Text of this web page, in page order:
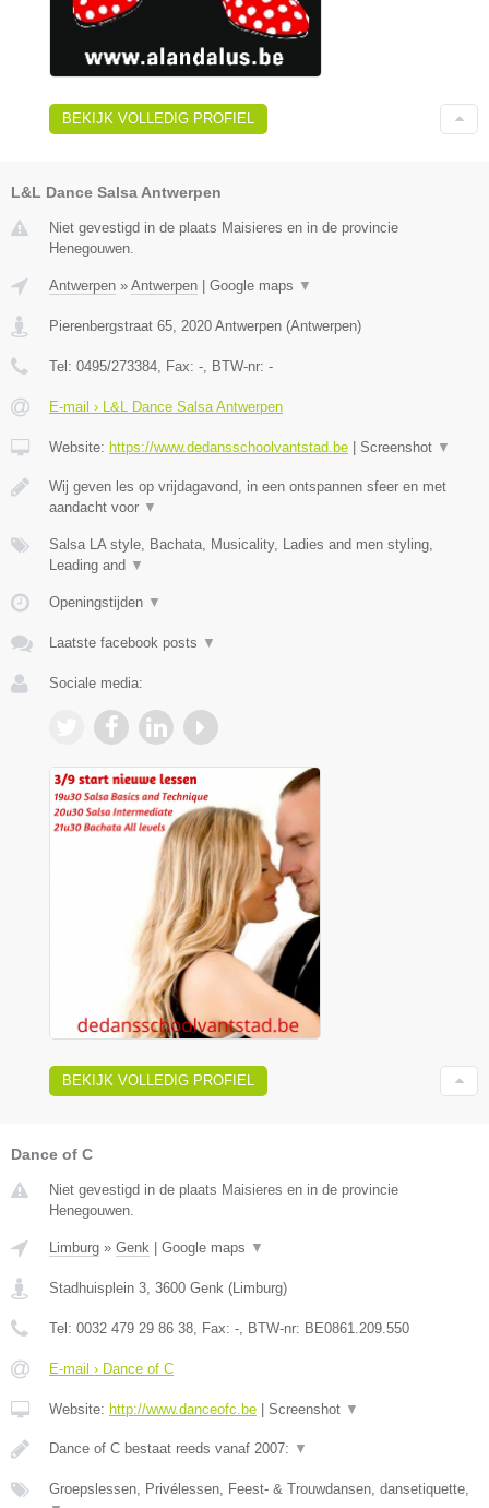
BEKIJK VOLLEDIG PROFIEL
L&L Dance Salsa Antwerpen
Niet gevestigd in de plaats Maisieres en in de provincie
Henegouwen.
Antwerpen » Antwerpen | Google maps ▼
Pierenbergstraat 65 2020 Antwerpen (Antwerpen)
Tel: 0495/273384 , Fax: - , BTW-nr: -
E-mail › L&L Dance Salsa Antwerpen
Website: https://www.dedansschoolvantstad.be | Screenshot ▼
Wij geven les op vrijdagavond, in een ontspannen sfeer en met
aandacht voor ▼
Salsa LA style, Bachata, Musicality, Ladies and men styling,
Leading and ▼
Openingstijden ▼
Laatste facebook posts ▼
Sociale media:
BEKIJK VOLLEDIG PROFIEL
Dance of C
Niet gevestigd in de plaats Maisieres en in de provincie
Henegouwen.
Limburg » Genk | Google maps ▼
Stadhuisplein 3 3600 Genk (Limburg)
Tel: 0032 479 29 86 38 , Fax: - , BTW-nr: BE0861.209.550
E-mail › Dance of C
Website: http://www.danceofc.be | Screenshot ▼
Dance of C bestaat reeds vanaf 2007: ▼
Groepslessen, Privélessen, Feest- & Trouwdansen, dansetiquette,